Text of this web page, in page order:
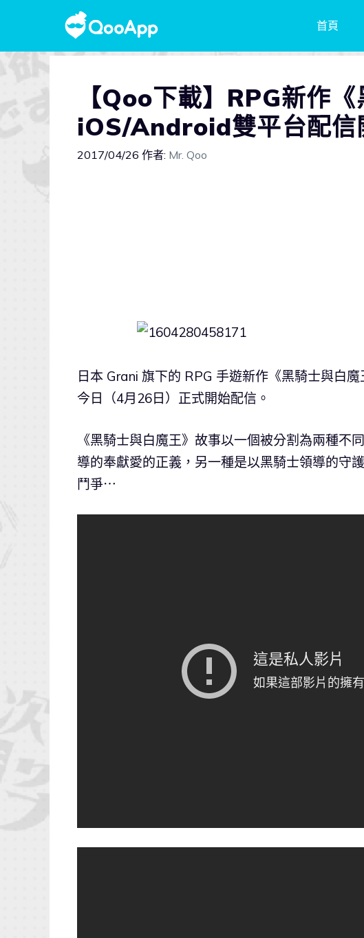
首頁
【Qoo下載】RPG新作《
iOS/Android雙平台配信
2017/04/26 作者: Mr. Qoo
日本 Grani 旗下的 RPG 手遊新作《黑騎士與白
今日（4月26日）正式開始配信。
《黑騎士與白魔王》故事以一個被分割為兩種
導的奉獻愛的正義，另一種是以黑騎士領導的守
鬥爭⋯